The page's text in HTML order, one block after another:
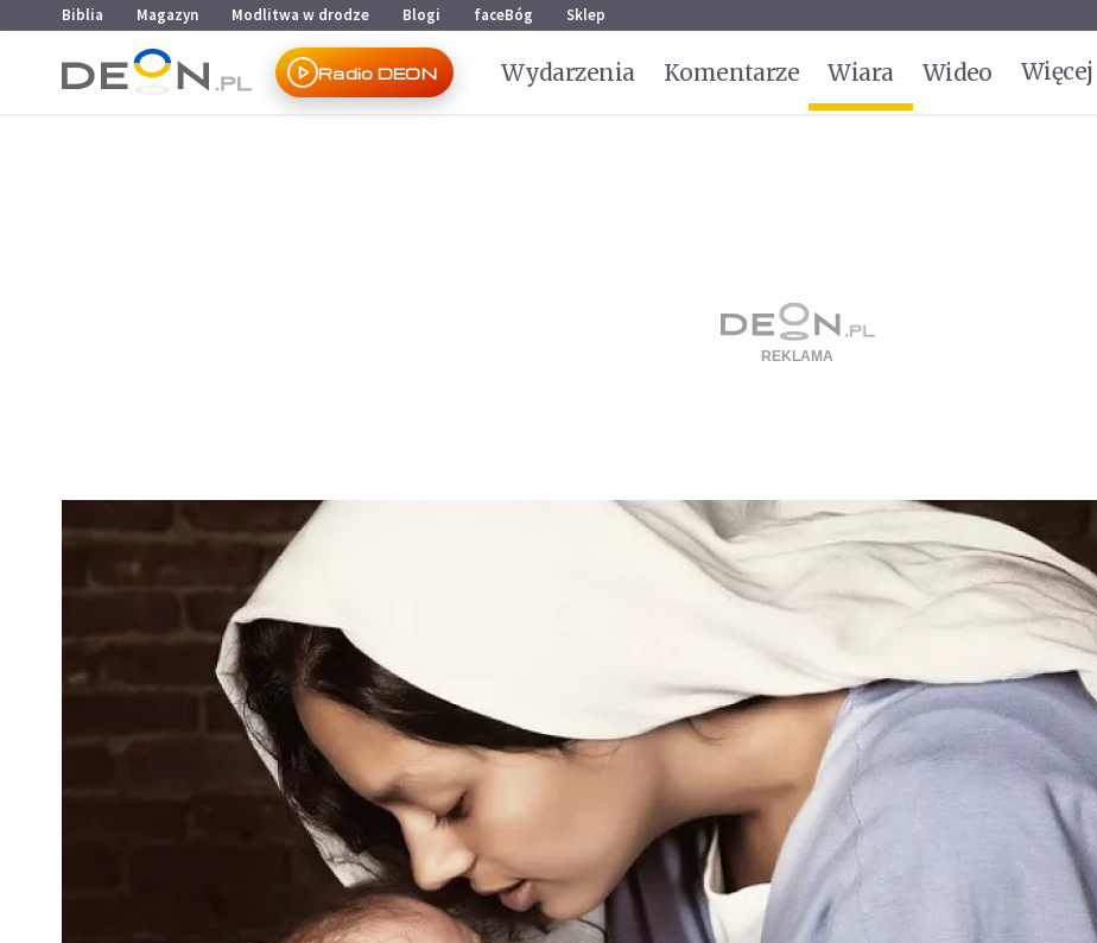
Przejdź do menu głównego
Przejdź do treści
Biblia Magazyn Modlitwa w drodze Blogi faceBóg Sklep
Radio DEON Wydarzenia Komentarze Wiara Wideo Więcej